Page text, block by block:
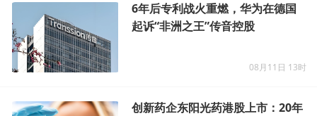
6年后专利战火重燃，华为在德国
起诉“非洲之王”传音控股
08月11日 13时
创新药企东阳光药港股上市：20年